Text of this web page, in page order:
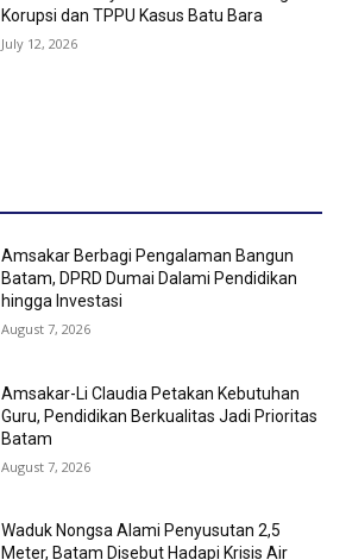
Korupsi dan TPPU Kasus Batu Bara
July 12, 2026
Amsakar Berbagi Pengalaman Bangun
Batam, DPRD Dumai Dalami Pendidikan
hingga Investasi
August 7, 2026
Amsakar-Li Claudia Petakan Kebutuhan
Guru, Pendidikan Berkualitas Jadi Prioritas
Batam
August 7, 2026
Waduk Nongsa Alami Penyusutan 2,5
Meter, Batam Disebut Hadapi Krisis Air